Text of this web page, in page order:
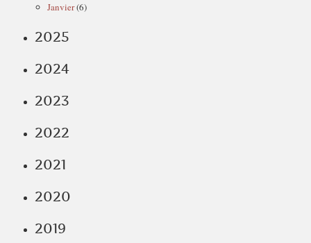
Janvier(6)
2025
2024
2023
2022
2021
2020
2019